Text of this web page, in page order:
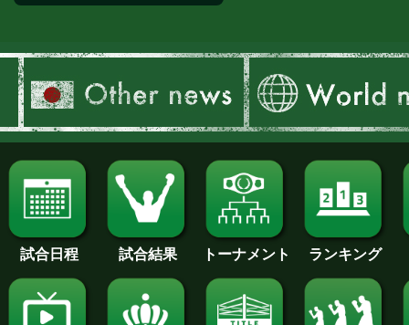
試合日程 試合結果 トーナメント ランキング